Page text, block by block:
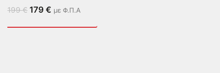
199€ 179 € με Φ.Π.Α